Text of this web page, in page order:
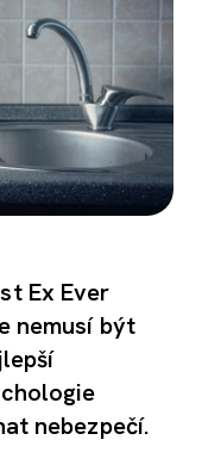
Ex Ever
nemusí být
nebezpečí.